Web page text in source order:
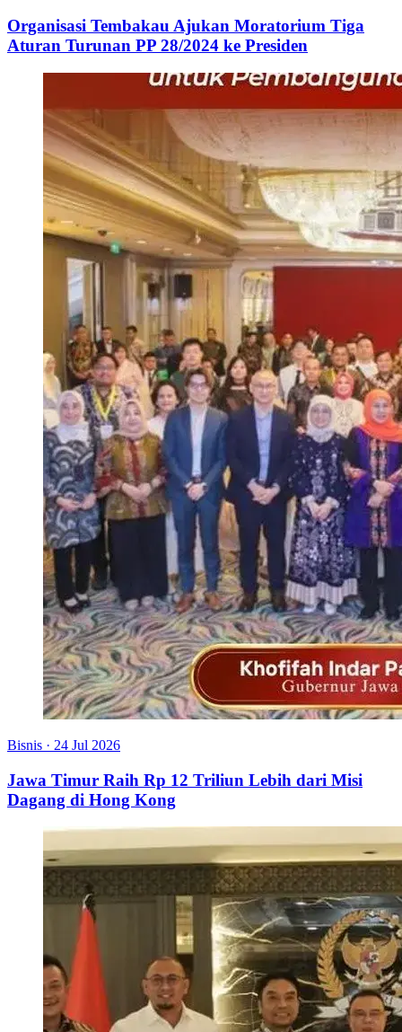
Organisasi Tembakau Ajukan Moratorium Tiga
Aturan Turunan PP 28/2024 ke Presiden
Bisnis · 24 Jul 2026
Jawa Timur Raih Rp 12 Triliun Lebih dari Misi
Dagang di Hong Kong